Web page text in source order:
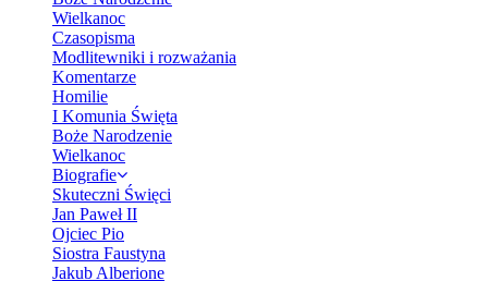
Wielkanoc
Czasopisma
Modlitewniki i rozważania
Komentarze
Homilie
I Komunia Święta
Boże Narodzenie
Wielkanoc
Biografie
Skuteczni Święci
Jan Paweł II
Ojciec Pio
Siostra Faustyna
Jakub Alberione